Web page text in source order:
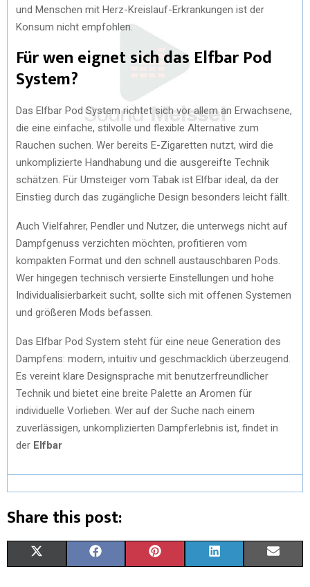
und Menschen mit Herz-Kreislauf-Erkrankungen ist der
Konsum nicht empfohlen.
Für wen eignet sich das Elfbar Pod
System?
Das Elfbar Pod System richtet sich vor allem an Erwachsene,
die eine einfache, stilvolle und flexible Alternative zum
Rauchen suchen. Wer bereits E-Zigaretten nutzt, wird die
unkomplizierte Handhabung und die ausgereifte Technik
schätzen. Für Umsteiger vom Tabak ist Elfbar ideal, da der
Einstieg durch das zugängliche Design besonders leicht fällt.
Auch Vielfahrer, Pendler und Nutzer, die unterwegs nicht auf
Dampfgenuss verzichten möchten, profitieren vom
kompakten Format und den schnell austauschbaren Pods.
Wer hingegen technisch versierte Einstellungen und hohe
Individualisierbarkeit sucht, sollte sich mit offenen Systemen
und größeren Mods befassen.
Das Elfbar Pod System steht für eine neue Generation des
Dampfens: modern, intuitiv und geschmacklich überzeugend.
Es vereint klare Designsprache mit benutzerfreundlicher
Technik und bietet eine breite Palette an Aromen für
individuelle Vorlieben. Wer auf der Suche nach einem
zuverlässigen, unkomplizierten Dampferlebnis ist, findet in
der Elfbar
Share this post: